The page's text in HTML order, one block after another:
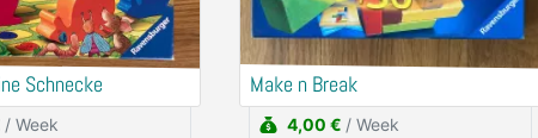
Schnecke
/ Week
Make n Break
4,00 € / Week